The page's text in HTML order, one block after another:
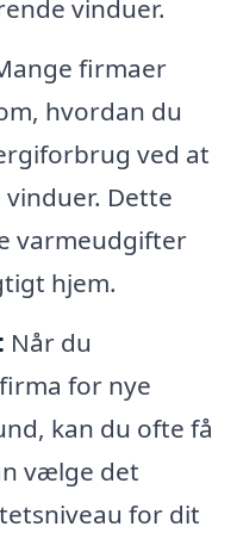
vinduer.
firmaer
hvordan du
ved at
Dette
varmeudgifter
hjem.
Når du
for nye
kan du ofte få
vælge det
for dit